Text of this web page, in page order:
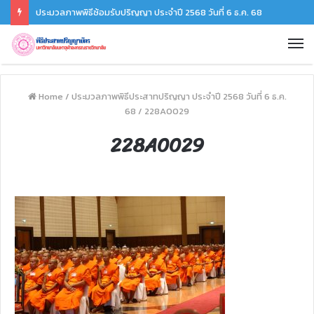
ประมวลภาพพิธีซ้อมรับปริญญา ประจำปี 2568 วันที่ 6 ธ.ค. 68
Home / ประมวลภาพพิธีประสาทปริญญา ประจำปี 2568 วันที่ 6 ธ.ค.
68 / 228A0029
228A0029